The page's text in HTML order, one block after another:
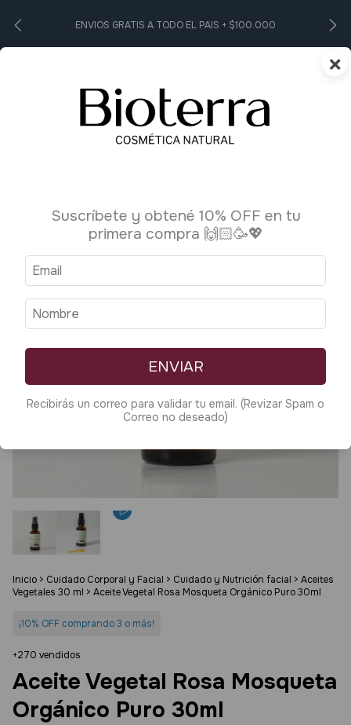
ENVIOS GRATIS A TODO EL PAIS + $100.000
0
Inicio > Cuidado Corporal y Facial > Cuidado y Nutrición facial > Aceites
Vegetales 30 ml > Aceite Vegetal Rosa Mosqueta Orgánico Puro 30ml
¡10% OFF comprando 3 o más!
+270 vendidos
Aceite Vegetal Rosa Mosqueta
Orgánico Puro 30ml
×
Suscríbete y obtené 10% OFF en tu
primera compra 🙌🏻🥳💖
ENVIAR
Recibirás un correo para validar tu email. (Revizar Spam o
Correo no deseado)